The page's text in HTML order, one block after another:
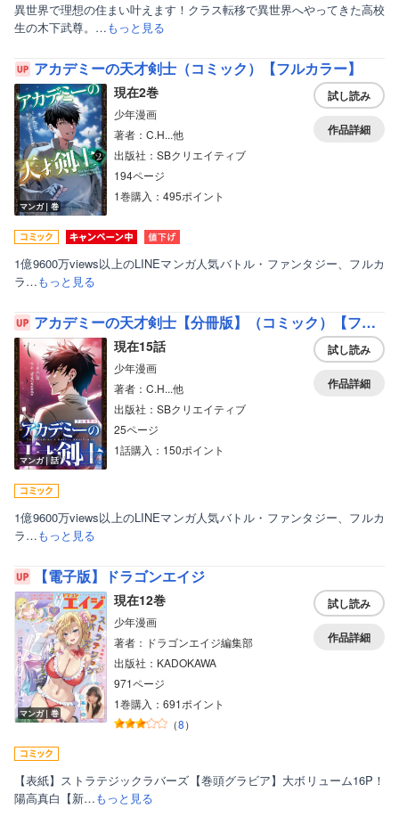
異世界で理想の住まい叶えます！クラス転移で異世界へやってきた高校
生の木下武尊。…もっと見る
アカデミーの天才剣士（コミック）【フルカラー】
マンガ｜巻
現在2巻
少年漫画
著者：C.H...他
出版社：SBクリエイティブ
194ページ
1巻購入：495ポイント
試し読み
作品詳細
1億9600万views以上のLINEマンガ人気バトル・ファンタジー、フルカ
ラ…もっと見る
アカデミーの天才剣士【分冊版】（コミック）【フルカラー】
マンガ｜話
現在15話
少年漫画
著者：C.H...他
出版社：SBクリエイティブ
25ページ
1話購入：150ポイント
試し読み
作品詳細
1億9600万views以上のLINEマンガ人気バトル・ファンタジー、フルカ
ラ…もっと見る
【電子版】ドラゴンエイジ
マンガ｜巻
現在12巻
少年漫画
著者：ドラゴンエイジ編集部
出版社：KADOKAWA
971ページ
1巻購入：691ポイント
（8）
試し読み
作品詳細
【表紙】ストラテジックラバーズ【巻頭グラビア】大ボリューム16P！
陽高真白【新…もっと見る